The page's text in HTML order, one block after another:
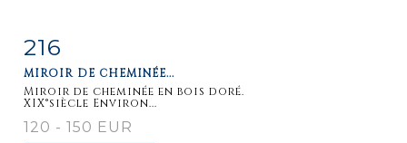
Item detail
216
MIROIR DE CHEMINÉE...
Miroir de cheminée en bois doré.
XIX°siècle Environ...
120 - 150 EUR